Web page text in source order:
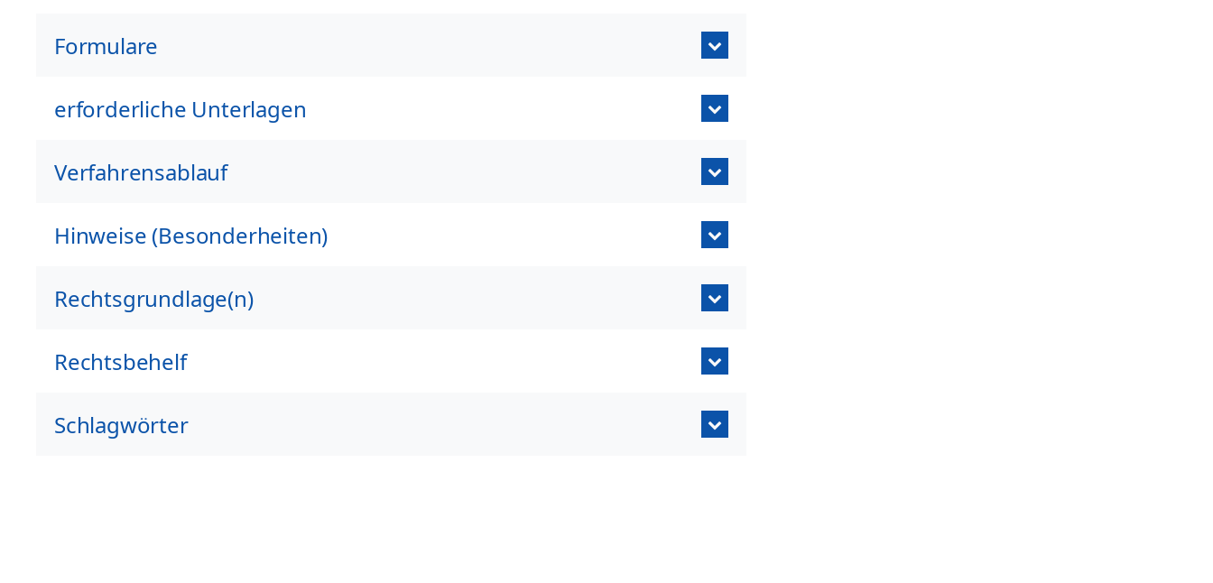
Formulare
erforderliche Unterlagen
Verfahrensablauf
Hinweise (Besonderheiten)
Rechtsgrundlage(n)
Rechtsbehelf
Schlagwörter